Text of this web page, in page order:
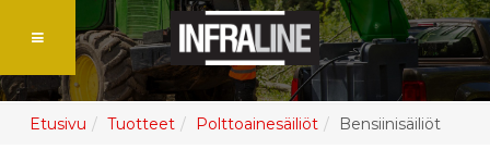
Etusivu Tuotteet Polttoainesäiliöt Bensiinisäiliöt